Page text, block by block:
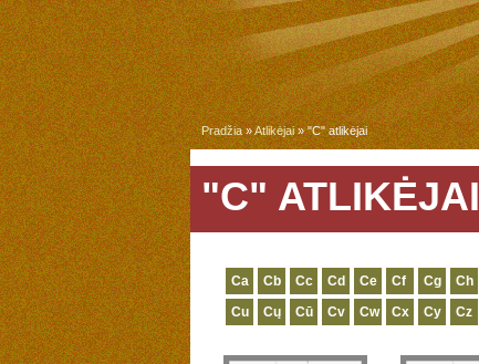
Pradžia»Atlikėjai» "C" atlikėjai
"C" ATLIKĖJAI
Ca Cb Cc Cd Ce Cf Cg Ch
Cu
Cų Cū Cv Cw Cx Cy Cz